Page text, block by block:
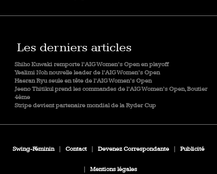
Les derniers articles
Shiho Kuwaki remporte l’AIG Women’s Open en playoff
Yealimi Noh nouvelle leader de l’AIG Women’s Open
Haeran Ryu seule en tête de l’AIG Women’s Open
Jeeno Thitikul prend les commandes de l’AIG Women’s Open, Boutier
4ème
Stripe devient partenaire mondial de la Ryder Cup
Swing-Féminin Contact Devenez Correspondante Publicité
Mentions légales